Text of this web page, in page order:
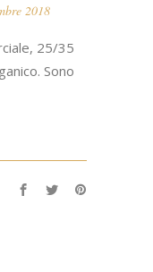
2018
25/35
Sono